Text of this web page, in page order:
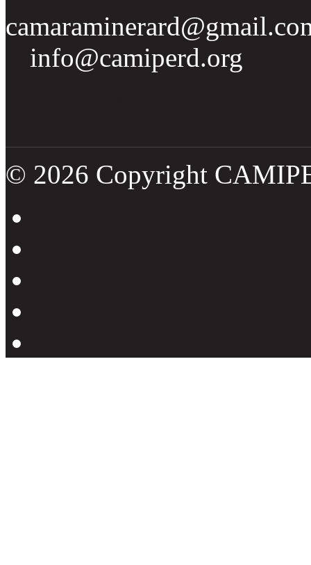
info@camiperd.org
© 2026 Copyright